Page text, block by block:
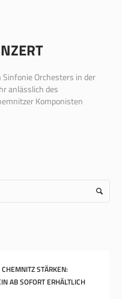
Sinfonie Orchesters in der
anlässlich des
Komponisten
STÄRKEN:
AB SOFORT ERHÄLTLICH